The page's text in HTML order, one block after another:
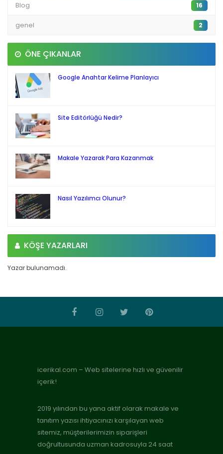
Blog 16
genel 2
ÖNE ÇIKANLAR
Google Anahtar Kelime Planlayıcı
Site Editörlüğü Nedir?
Makale Yazarak Para Kazanmak
Nasıl Yazılımcı Olunur?
KÖŞE YAZARLARI
Yazar bulunamadı.
icerikal.com – Web sitelerine hızlı ve güvenilir
içerik!
2019 yılından bu yana aktif olarak makale ve
tanıtım yazısı ihtiyacınızı karşılayan web
sitemiz, müşterilerimizin siparişleri
doğrultusunda uzman kadrosuyla 24 saat